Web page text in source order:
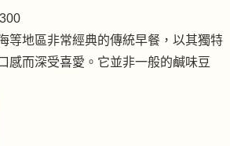
等地區非常經典的傳統早餐，以其獨特
感而深受喜愛。它並非一般的鹹味豆